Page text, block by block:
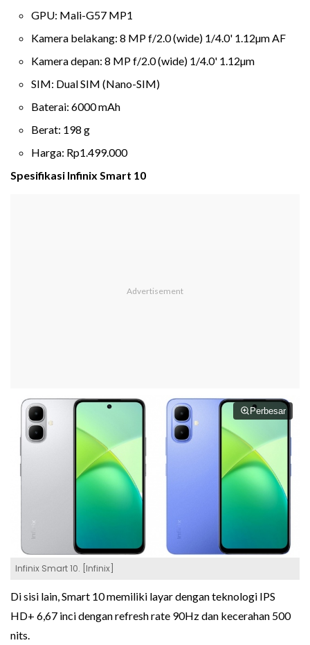
GPU: Mali-G57 MP1
Kamera belakang: 8 MP f/2.0 (wide) 1/4.0' 1.12µm AF
Kamera depan: 8 MP f/2.0 (wide) 1/4.0' 1.12µm
SIM: Dual SIM (Nano-SIM)
Baterai: 6000 mAh
Berat: 198 g
Harga: Rp1.499.000
Spesifikasi Infinix Smart 10
Perbesar
Infinix Smart 10. [Infinix]
Di sisi lain, Smart 10 memiliki layar dengan teknologi IPS
HD+ 6,67 inci dengan refresh rate 90Hz dan kecerahan 500
nits.